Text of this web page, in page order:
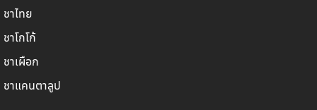
ชาไทย
ชาโกโก้
ชาเผือก
ชาแคนตาลูป